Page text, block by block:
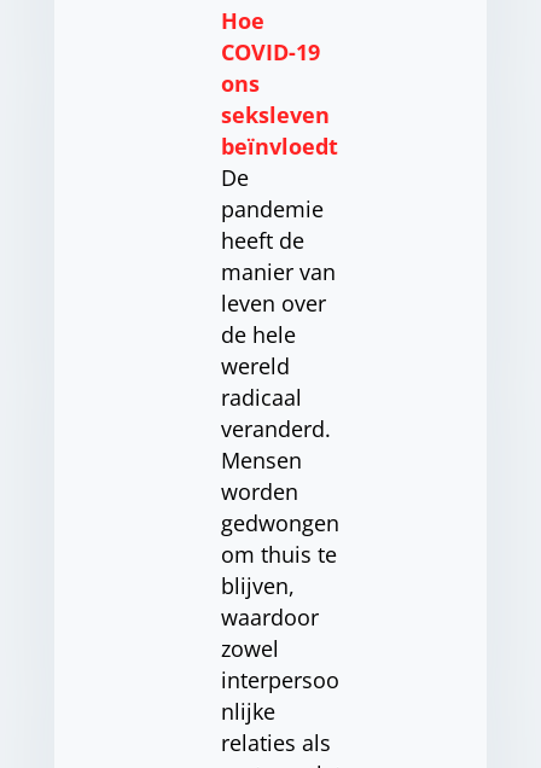
Hoe
COVID-19
ons
seksleven
beïnvloedt
De
pandemie
heeft de
manier van
leven over
de hele
wereld
radicaal
veranderd.
Mensen
worden
gedwongen
om thuis te
blijven,
waardoor
zowel
interpersoo
nlijke
relaties als